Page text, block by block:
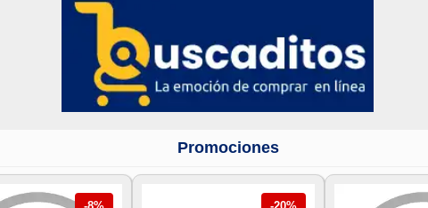
Promociones